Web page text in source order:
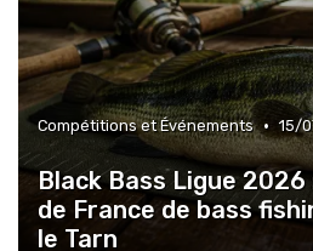
Compétitions et Événements • 15/
Black Bass Ligue
de France de bass
le Tarn